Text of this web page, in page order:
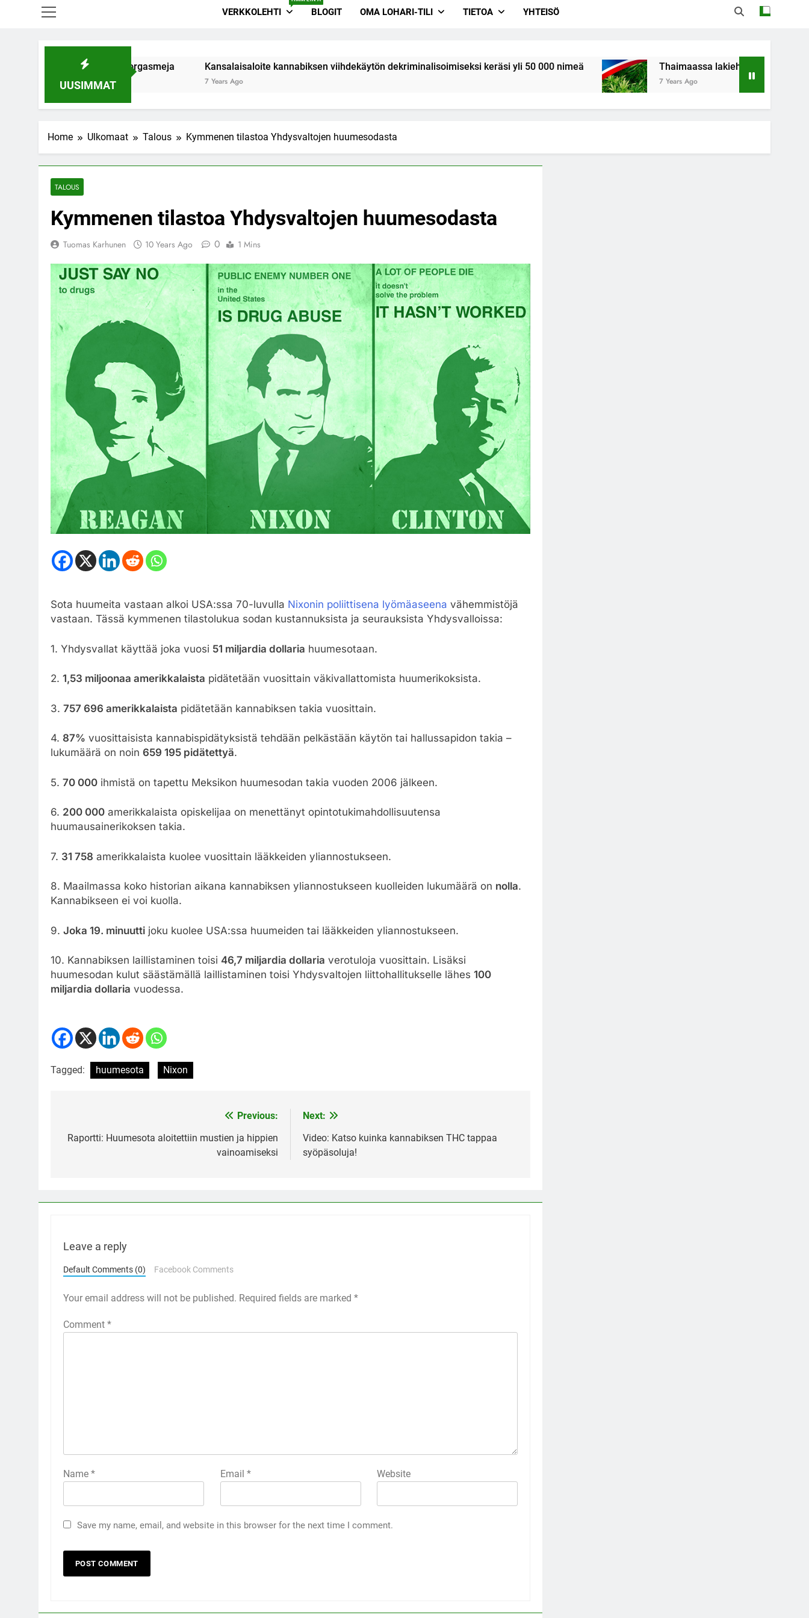
VERKKOLEHTI BLOGIT OMA LOHARI-TILI TIETOA YHTEISÖ
UUSIMMAT
parantaa naisten orgasmeja Kansalaisaloite kannabiksen viihdekäytön dekriminalisoimiseksi keräsi yli 50 000 nimeä Thaimaassa lakiehdotus sallisi
7 Years Ago
Home Ulkomaat Talous Kymmenen tilastoa Yhdysvaltojen huumesodasta
TALOUS
Kymmenen tilastoa Yhdysvaltojen huumesodasta
Tuomas Karhunen 10 Years Ago 0 1 Mins
Sota huumeita vastaan alkoi USA:ssa 70-luvulla Nixonin poliittisena lyömäaseena vähemmistöjä
vastaan. Tässä kymmenen tilastolukua sodan kustannuksista ja seurauksista Yhdysvalloissa:
1. Yhdysvallat käyttää joka vuosi 51 miljardia dollaria huumesotaan.
2. 1,53 miljoonaa amerikkalaista pidätetään vuosittain väkivallattomista huumerikoksista.
3. 757 696 amerikkalaista pidätetään kannabiksen takia vuosittain.
4. 87% vuosittaisista kannabispidätyksistä tehdään pelkästään käytön tai hallussapidon takia –
lukumäärä on noin 659 195 pidätettyä.
5. 70 000 ihmistä on tapettu Meksikon huumesodan takia vuoden 2006 jälkeen.
6. 200 000 amerikkalaista opiskelijaa on menettänyt opintotukimahdollisuutensa
huumausainerikoksen takia.
7. 31 758 amerikkalaista kuolee vuosittain lääkkeiden yliannostukseen.
8. Maailmassa koko historian aikana kannabiksen yliannostukseen kuolleiden lukumäärä on nolla.
Kannabikseen ei voi kuolla.
9. Joka 19. minuutti joku kuolee USA:ssa huumeiden tai lääkkeiden yliannostukseen.
10. Kannabiksen laillistaminen toisi 46,7 miljardia dollaria verotuloja vuosittain. Lisäksi
huumesodan kulut säästämällä laillistaminen toisi Yhdysvaltojen liittohallitukselle lähes 100
miljardia dollaria vuodessa.
Tagged: huumesota Nixon
navigation
Previous:
Raportti: Huumesota aloitettiin mustien ja hippien
vainoamiseksi
Next:
Video: Katso kuinka kannabiksen THC tappaa
syöpäsoluja!
Leave a reply
Default Comments (0) Facebook Comments
Your email address will not be published. Required fields are marked *
Comment *
Name * Email * Website
Save my name, email, and website in this browser for the next time I comment.